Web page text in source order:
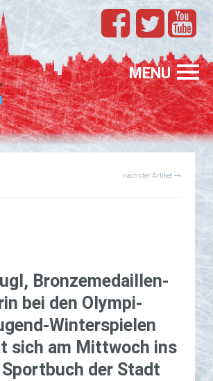
MENU
nächster Artikel
Bron­ze­me­dail­len­
bei den Olym­pi­
Win­ter­spie­len
sich am Mitt­woch ins
Sport­buch der Stadt